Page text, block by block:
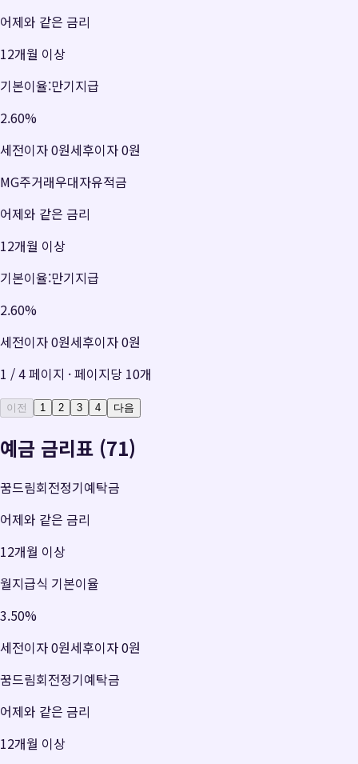
어제와 같은 금리
12개월 이상
기본이율:만기지급
2.60%
세전이자0원세후이자0원
MG주거래우대자유적금
어제와 같은 금리
12개월 이상
기본이율:만기지급
2.60%
세전이자0원세후이자0원
1 /4페이지 · 페이지당 10개
이전 1 2 3 4 다음
예금 금리표 (71)
꿈드림회전정기예탁금
어제와 같은 금리
12개월 이상
월지급식 기본이율
3.50%
세전이자0원세후이자0원
꿈드림회전정기예탁금
어제와 같은 금리
12개월 이상